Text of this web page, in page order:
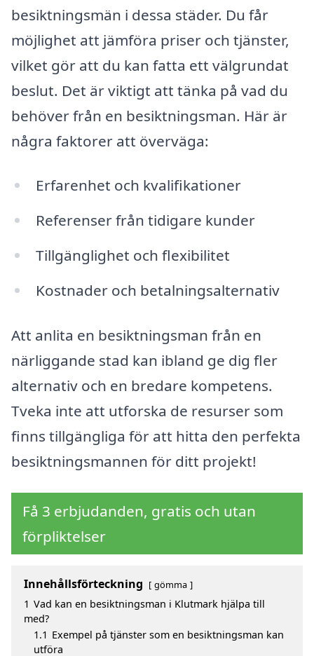
besiktningsmän i dessa städer. Du får
möjlighet att jämföra priser och tjänster,
vilket gör att du kan fatta ett välgrundat
beslut. Det är viktigt att tänka på vad du
behöver från en besiktningsman. Här är
några faktorer att överväga:
Erfarenhet och kvalifikationer
Referenser från tidigare kunder
Tillgänglighet och flexibilitet
Kostnader och betalningsalternativ
Att anlita en besiktningsman från en
närliggande stad kan ibland ge dig fler
alternativ och en bredare kompetens.
Tveka inte att utforska de resurser som
finns tillgängliga för att hitta den perfekta
besiktningsmannen för ditt projekt!
Få 3 erbjudanden, gratis och utan
förpliktelser
Innehållsförteckning gömma
1 Vad kan en besiktningsman i Klutmark hjälpa till
med?
1.1 Exempel på tjänster som en besiktningsman kan
utföra